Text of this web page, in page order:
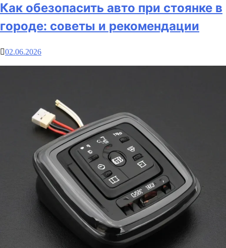
Как обезопасить авто при стоянке в
городе: советы и рекомендации
02.06.2026